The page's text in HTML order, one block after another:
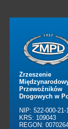
Zrzeszenie
Przewoźników
Drogowych w
NIP: 522-000-21-
KRS: 109043
REGON: